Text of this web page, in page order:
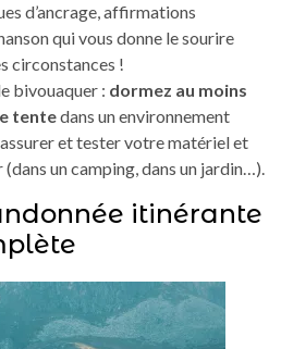
d’ancrage, affirmations
qui vous donne le sourire
circonstances !
bivouaquer : dormez au moins
tentedans un environnement
et tester votre matériel et
un camping, dans un jardin…).
itinérante